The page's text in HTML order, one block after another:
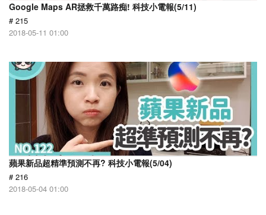
Google Maps AR拯救千萬路痴! 科技小電報(5/11)
# 215
2018-05-11 01:00
蘋果新品超精準預測不再? 科技小電報(5/04)
# 216
2018-05-04 01:00